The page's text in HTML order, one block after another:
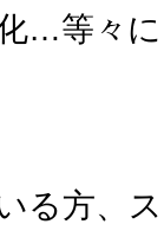
…等々
る方、